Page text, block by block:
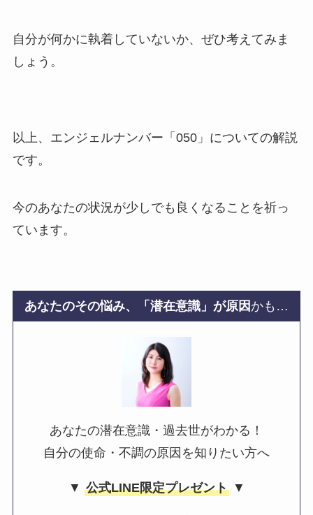
自分が何かに執着していないか、ぜひ考えてみま
しょう。
以上、エンジェルナンバー「050」についての解説
です。
今のあなたの状況が少しでも良くなることを祈っ
ています。
あなたのその悩み、「潜在意識」が原因 かも…
あなたの潜在意識・過去世がわかる！
自分の使命・不調の原因を知りたい方へ
▼ 公式LINE限定プレゼント▼